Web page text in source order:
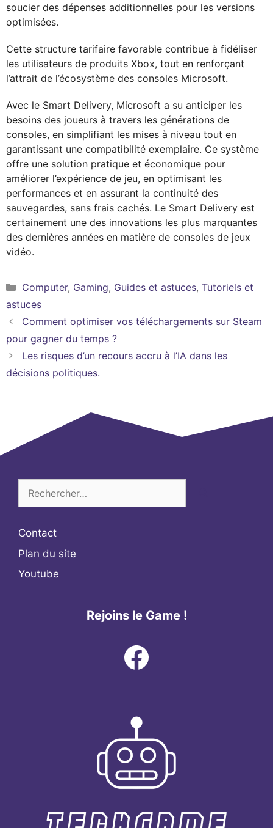
soucier des dépenses additionnelles pour les versions
optimisées.
Cette structure tarifaire favorable contribue à fidéliser
les utilisateurs de produits Xbox, tout en renforçant
l’attrait de l’écosystème des consoles Microsoft.
Avec le Smart Delivery, Microsoft a su anticiper les
besoins des joueurs à travers les générations de
consoles, en simplifiant les mises à niveau tout en
garantissant une compatibilité exemplaire. Ce système
offre une solution pratique et économique pour
améliorer l’expérience de jeu, en optimisant les
performances et en assurant la continuité des
sauvegardes, sans frais cachés. Le Smart Delivery est
certainement une des innovations les plus marquantes
des dernières années en matière de consoles de jeux
vidéo.
Catégories
Computer, Gaming, Guides et astuces, Tutoriels et
astuces
Comment optimiser vos téléchargements sur Steam
pour gagner du temps ?
Les risques d’un recours accru à l’IA dans les
décisions politiques.
Contact
Plan du site
Youtube
Rejoins le Game !
Facebook